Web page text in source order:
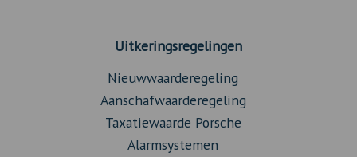
Uitkeringsregelingen
Nieuwwaarderegeling
Aanschafwaarderegeling
Taxatiewaarde Porsche
Alarmsystemen